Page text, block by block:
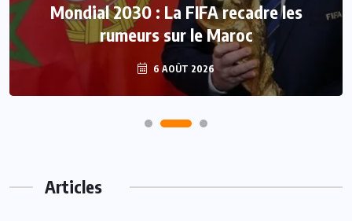
Mondial 2030 : La FIFA recadre les
rumeurs sur le Maroc
6 AOÛT 2026
Articles